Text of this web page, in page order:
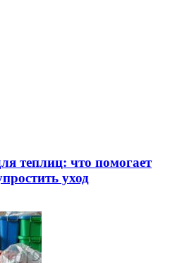
теплиц: что помогает
уход